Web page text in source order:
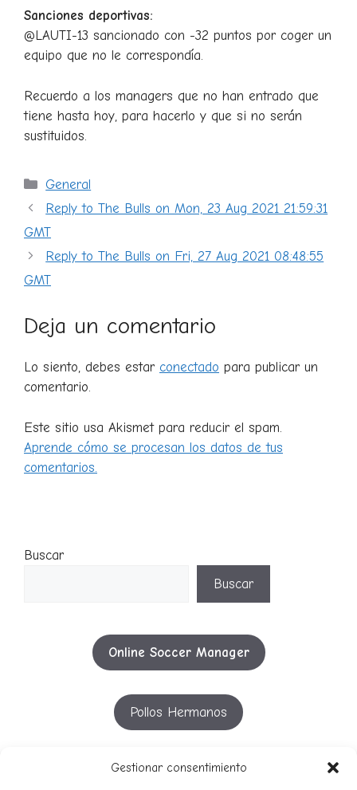
Gestionar consentimiento
Sanciones deportivas:
@LAUTI-13 sancionado con -32 puntos por coger un
equipo que no le correspondía.
Recuerdo a los managers que no han entrado que
tiene hasta hoy, para hacerlo y que si no serán
sustituidos.
Categorías
General
Reply to The Bulls on Mon, 23 Aug 2021 21:59:31
GMT
Reply to The Bulls on Fri, 27 Aug 2021 08:48:55
GMT
Deja un comentario
Lo siento, debes estar conectado para publicar un
comentario.
Este sitio usa Akismet para reducir el spam.
Aprende cómo se procesan los datos de tus
comentarios.
Buscar
Buscar
Online Soccer Manager
Pollos Hermanos
YouTube